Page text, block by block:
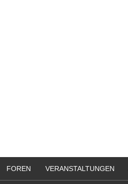
FOREN VERANSTALTUNGEN